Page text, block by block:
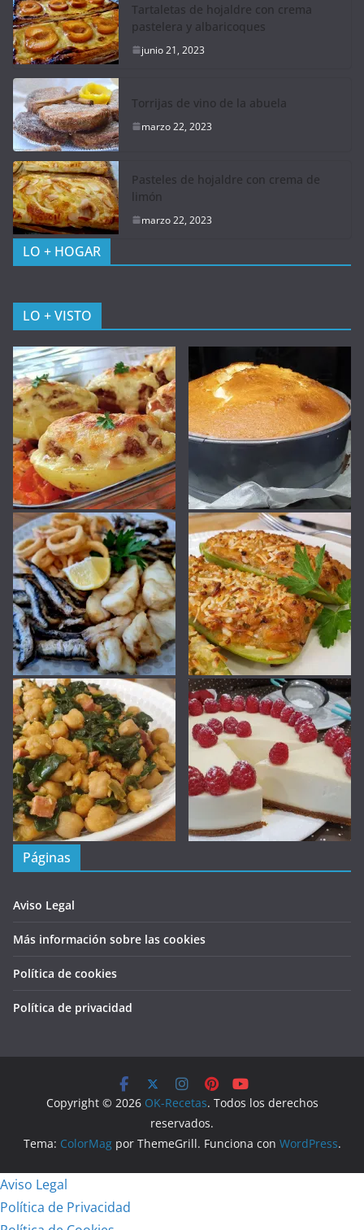
Tartaletas de hojaldre con crema
pastelera y albaricoques
junio 21, 2023
Torrijas de vino de la abuela
marzo 22, 2023
Pasteles de hojaldre con crema de
limón
marzo 22, 2023
LO + HOGAR
LO + VISTO
Páginas
Aviso Legal
Más información sobre las cookies
Política de cookies
Política de privacidad
Copyright © 2026 OK-Recetas. Todos los derechos
reservados.
Tema: ColorMagpor ThemeGrill. Funciona con WordPress.
Aviso Legal
Política de Privacidad